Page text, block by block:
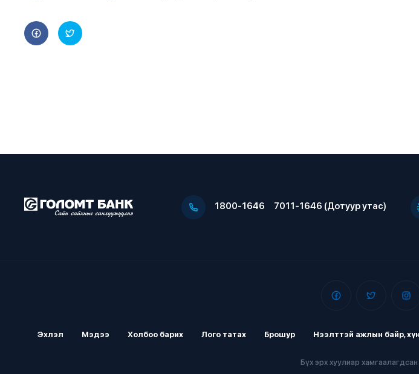
1800-1646 7011-1646 (Дотуур утас)
Эхлэл Мэдээ Холбоо барих Лого татах Брошур Нээлттэй ажлын байр,
Бүх эрх хуулиар